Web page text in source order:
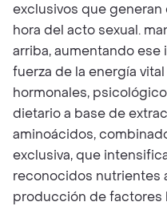
exclusivos que generan
hora del acto sexual.
arriba, aumentando
fuerza de la energía
hormonales,
dietario a base de
aminoácidos,
exclusiva, que
reconocidos nutrientes
producción de factores